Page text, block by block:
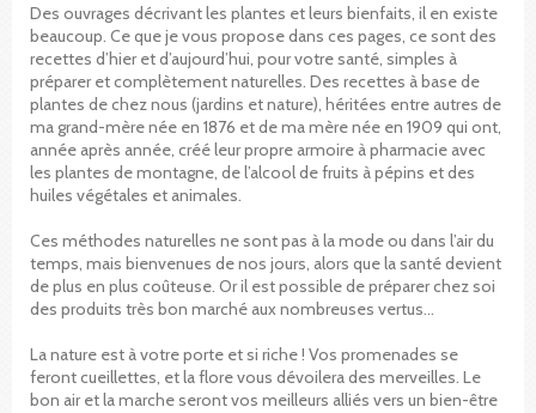
Des ouvrages décrivant les plantes et leurs bienfaits, il en existe
beaucoup. Ce que je vous propose dans ces pages, ce sont des
recettes d’hier et d’aujourd’hui, pour votre santé, simples à
préparer et complètement naturelles. Des recettes à base de
plantes de chez nous (jardins et nature), héritées entre autres de
ma grand-mère née en 1876 et de ma mère née en 1909 qui ont,
année après année, créé leur propre armoire à pharmacie avec
les plantes de montagne, de l’alcool de fruits à pépins et des
huiles végétales et animales.
Ces méthodes naturelles ne sont pas à la mode ou dans l’air du
temps, mais bienvenues de nos jours, alors que la santé devient
de plus en plus coûteuse. Or il est possible de préparer chez soi
des produits très bon marché aux nombreuses vertus…
La nature est à votre porte et si riche ! Vos promenades se
feront cueillettes, et la flore vous dévoilera des merveilles. Le
bon air et la marche seront vos meilleurs alliés vers un bien-être